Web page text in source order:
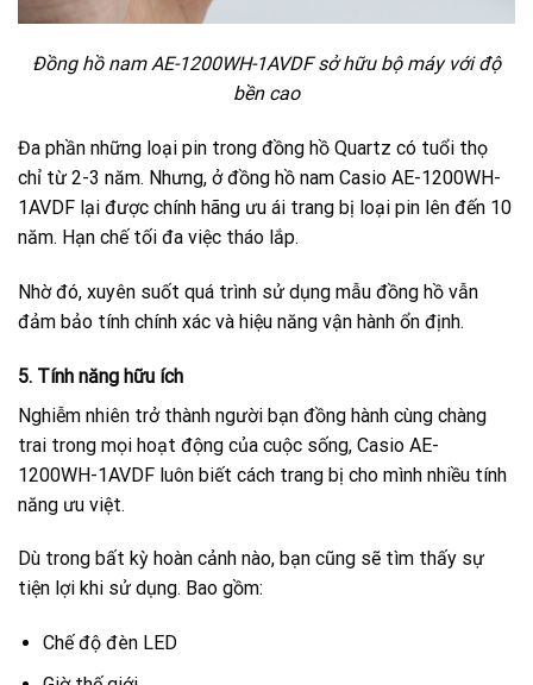
Đồng hồ nam AE-1200WH-1AVDF sở hữu bộ máy với độ
bền cao
Đa phần những loại pin trong đồng hồ Quartz có tuổi thọ
chỉ từ 2-3 năm. Nhưng, ở đồng hồ nam Casio AE-1200WH-
1AVDF lại được chính hãng ưu ái trang bị loại pin lên đến 10
năm. Hạn chế tối đa việc tháo lắp.
Nhờ đó, xuyên suốt quá trình sử dụng mẫu đồng hồ vẫn
đảm bảo tính chính xác và hiệu năng vận hành ổn định.
5. Tính năng hữu ích
Nghiễm nhiên trở thành người bạn đồng hành cùng chàng
trai trong mọi hoạt động của cuộc sống, Casio AE-
1200WH-1AVDF luôn biết cách trang bị cho mình nhiều tính
năng ưu việt.
Dù trong bất kỳ hoàn cảnh nào, bạn cũng sẽ tìm thấy sự
tiện lợi khi sử dụng. Bao gồm:
Chế độ đèn LED